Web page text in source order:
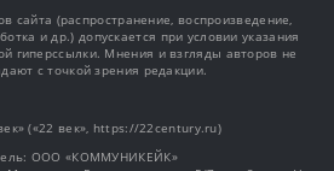
сайта (распространение, воспроизведение,
и др.) допускается при условии указания
гиперссылки. Мнения и взгляды авторов не
с точкой зрения редакции.
(«22 век», https://22century.ru)
OOO «КОММУНИКЕЙК»